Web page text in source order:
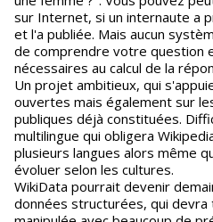
sur Internet, si un internaute a
et l'a publiée. Mais aucun
de comprendre votre question
nécessaires au calcul de la
Un projet ambitieux, qui
ouvertes mais également sur
publiques déjà constituées.
multilingue qui obligera
plusieurs langues alors même
évoluer selon les cultures.
WikiData pourrait devenir
données structurées, qui